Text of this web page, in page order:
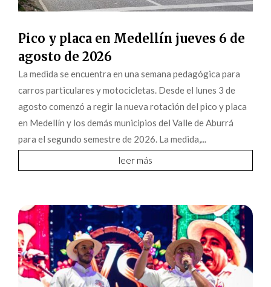
Pico y placa en Medellín jueves 6 de
agosto de 2026
La medida se encuentra en una semana pedagógica para
carros particulares y motocicletas. Desde el lunes 3 de
agosto comenzó a regir la nueva rotación del pico y placa
en Medellín y los demás municipios del Valle de Aburrá
para el segundo semestre de 2026. La medida,...
leer más